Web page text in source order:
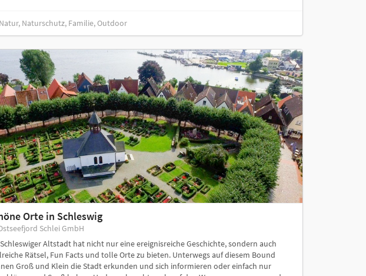
Natur, Naturschutz, Familie, Outdoor
Orte in Schleswig
Schlei GmbH
Altstadt hat nicht nur eine ereignisreiche Geschichte, sondern auch
Rätsel, Fun Facts und tolle Orte zu bieten. Unterwegs auf diesem Bound
Groß und Klein die Stadt erkunden und sich informieren oder einfach nur